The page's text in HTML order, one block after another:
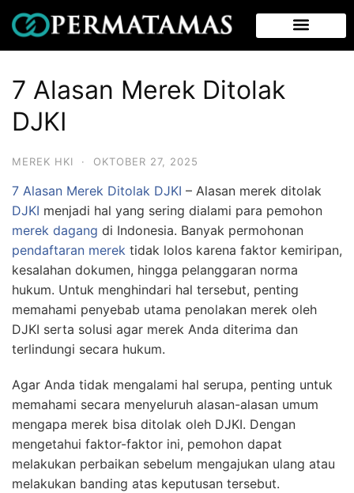
7 Alasan Merek Ditolak
DJKI
MEREK HKI · OKTOBER 27, 2025
7 Alasan Merek Ditolak DJKI – Alasan merek ditolak
DJKI menjadi hal yang sering dialami para pemohon
merek dagang di Indonesia. Banyak permohonan
pendaftaran merek tidak lolos karena faktor kemiripan,
kesalahan dokumen, hingga pelanggaran norma
hukum. Untuk menghindari hal tersebut, penting
memahami penyebab utama penolakan merek oleh
DJKI serta solusi agar merek Anda diterima dan
terlindungi secara hukum.
Agar Anda tidak mengalami hal serupa, penting untuk
memahami secara menyeluruh alasan-alasan umum
mengapa merek bisa ditolak oleh DJKI. Dengan
mengetahui faktor-faktor ini, pemohon dapat
melakukan perbaikan sebelum mengajukan ulang atau
melakukan banding atas keputusan tersebut.